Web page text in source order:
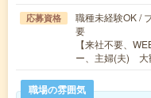
応募資格
職種未経験OK /
要
【来社不要、
ー、主婦(夫) 大
職場の雰囲気